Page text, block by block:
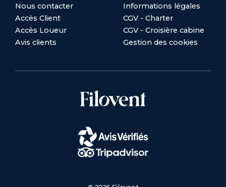
Nous contacter
Accès Client
Accès Loueur
Avis clients
Informations légales
CGV - Charter
CGV - Croisière cabine
Gestion des cookies